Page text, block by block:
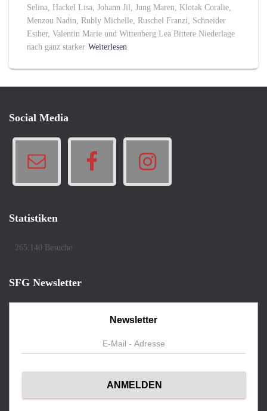
Selina, Hackel Lisa, Johann Jil, Jung Maren, Klotak Coralie,
Menzou Nadin, Rubly Michelle, Ruschel Franzi, Schneider
Esther, Valentin Marie und Wittenberg Lea Bittere Niederlage
nach ganz starker Weiterlesen
Social Media
Statistiken
265.140 Besuche
SFG Newsletter
Newsletter